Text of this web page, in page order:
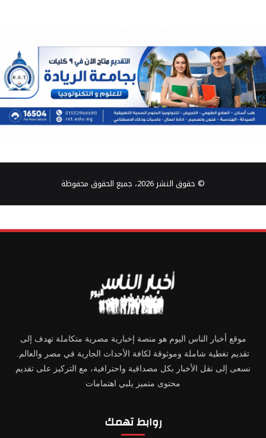
© حقوق النشر 2026، جميع الحقوق محفوظة
موقع أخبار الناس اليوم هو منصة إخبارية مصرية متكاملة تهدف إلى
تقديم تغطية شاملة وموثوقة لكافة الأحداث الجارية في مصر والعالم.
نسعى إلى نقل الأخبار بكل مصداقية واحترافية، مع التركيز على تقديم
محتوى متميز يلبي اهتمامات
روابط تهمك